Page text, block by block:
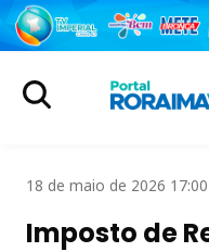
18 de maio de 2026 17:00
Imposto de